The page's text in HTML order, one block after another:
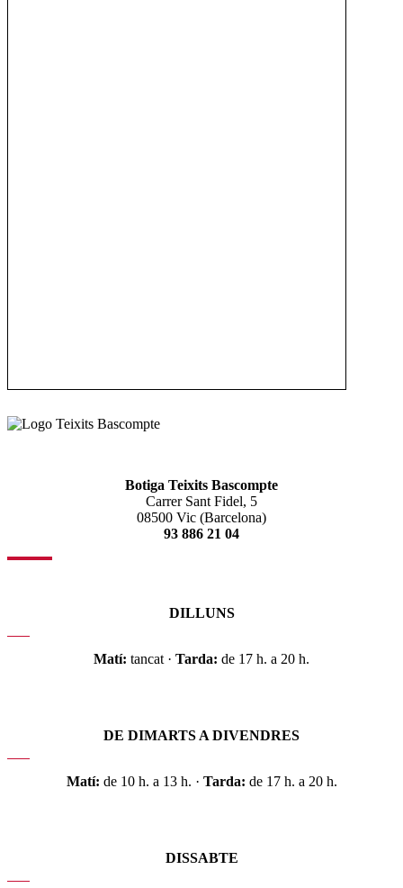
Botiga Teixits Bascompte
Carrer Sant Fidel, 5
08500 Vic (Barcelona)
93 886 21 04
DILLUNS
Matí: tancat · Tarda: de 17 h. a 20 h.
DE DIMARTS A DIVENDRES
Matí: de 10 h. a 13 h. · Tarda: de 17 h. a 20 h.
DISSABTE